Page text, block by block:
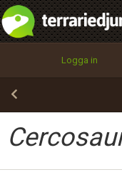
Logga in
integritetspolicy
Namn:
Epost:
Begär nytt lösenord